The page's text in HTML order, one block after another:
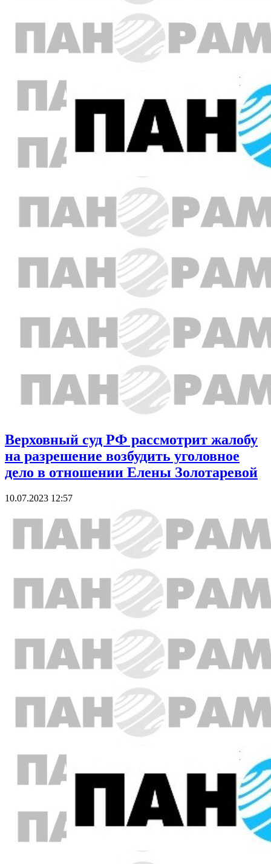
Верховный суд РФ рассмотрит жалобу
на разрешение возбудить уголовное
дело в отношении Елены Золотаревой
10.07.2023 12:57